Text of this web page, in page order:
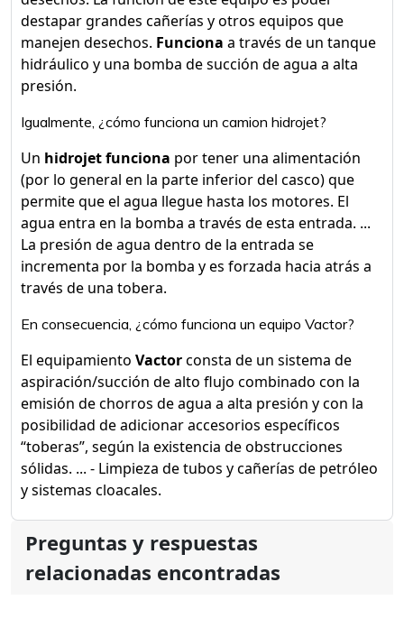
destapar grandes cañerías y otros equipos que
manejen desechos. Funciona a través de un tanque
hidráulico y una bomba de succión de agua a alta
presión.
Igualmente, ¿cómo funciona un camion hidrojet?
Un hidrojet funciona por tener una alimentación
(por lo general en la parte inferior del casco) que
permite que el agua llegue hasta los motores. El
agua entra en la bomba a través de esta entrada. ...
La presión de agua dentro de la entrada se
incrementa por la bomba y es forzada hacia atrás a
través de una tobera.
En consecuencia, ¿cómo funciona un equipo Vactor?
El equipamiento Vactorconsta de un sistema de
aspiración/succión de alto flujo combinado con la
emisión de chorros de agua a alta presión y con la
posibilidad de adicionar accesorios específicos
“toberas”, según la existencia de obstrucciones
sólidas. ... - Limpieza de tubos y cañerías de petróleo
y sistemas cloacales.
Preguntas y respuestas
relacionadas encontradas